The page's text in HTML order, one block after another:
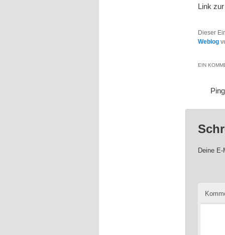
Link
Dieser
Weblog
EIN
Deine